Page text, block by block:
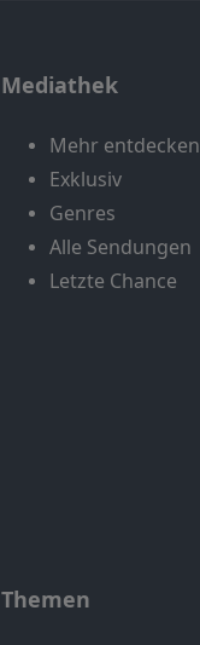
Mediathek
Mehr entdecken
Exklusiv
Genres
Alle Sendungen
Letzte Chance
Themen